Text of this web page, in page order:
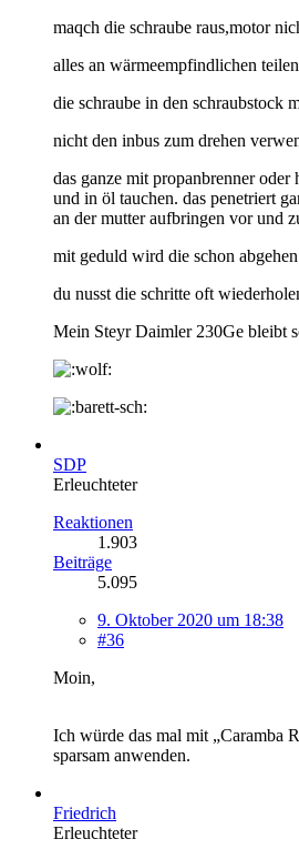
maqch die schraube raus,motor
alles an wärmeempfindlichen
die schraube in den schraubstock
nicht den inbus zum drehen
das ganze mit propanbrenner
und in öl tauchen. das penetriert
an der mutter aufbringen vor und
mit geduld wird die schon
du nusst die schritte oft
Mein Steyr Daimler 230Ge bleibt
SDP
Erleuchteter
Reaktionen
1.903
Beiträge
5.095
9. Oktober 2020 um 18:38
#36
Moin,
Ich würde das mal mit „Caramba
sparsam anwenden.
Friedrich
Erleuchteter